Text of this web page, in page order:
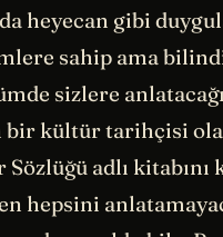
heyecan gibi
sahip ama
sizlere
kültür tarihçisi
adlı
hepsini